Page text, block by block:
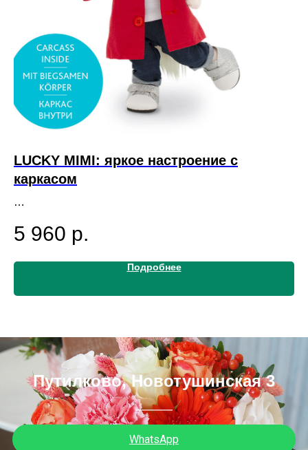
LUCKY MIMI: яркое настроение с
каркасом
5 960 р.
Подробнее
Путилково, Новотушинская 3
WhatsApp